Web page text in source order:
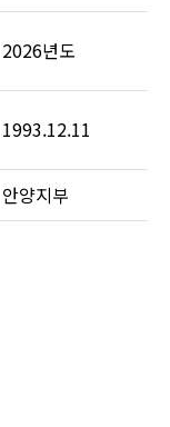
2026년도
1993.12.11
안양지부